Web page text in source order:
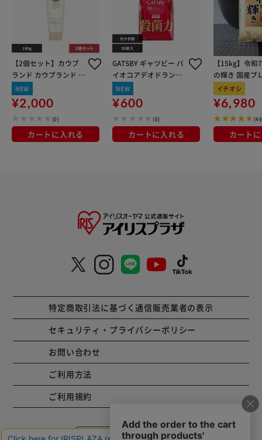
【2個セット】カウブ
ランド カウブランド 無
添加トリートメント 18
0g うるおいケア
NEW
¥2,000
(0)
カートに入れる
GATSBY ギャツビー バ
イオコアデオドラント
ボディペーパー 30枚
無香料
NEW
¥600
(0)
カートに入れる
【15kg】令和
の輝き 国産ブ
kg×3袋
イチオシ
¥6,980
カート
特定商取引法に基づく通信販売業者の表示
セキュリティ・プライバシーポリシー
お問い合わせ
ご利用方法
ご利用規約
コーポレートサイト